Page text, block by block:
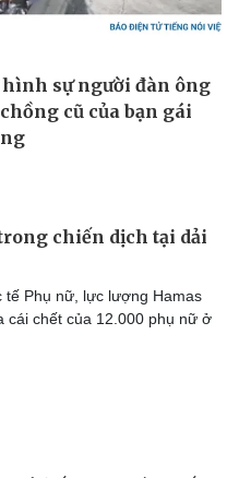
chiến dịch tại dải
tế Phụ nữ, lực lượng Hamas
cái chết của 12.000 phụ nữ ở